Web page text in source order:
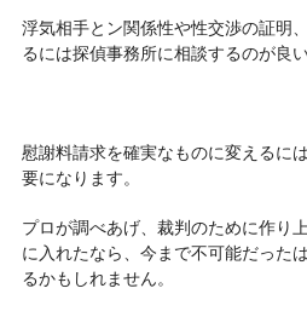
浮気相手とン関係性や性交渉の証明
るには探偵事務所に相談するのが良
慰謝料請求を確実なものに変えるに
要になります。
プロが調べあげ、裁判のために作り
に入れたなら、今まで不可能だった
るかもしれません。